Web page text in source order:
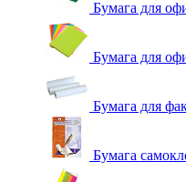
Бумага для
Бумага для
Бумага для
Бумага